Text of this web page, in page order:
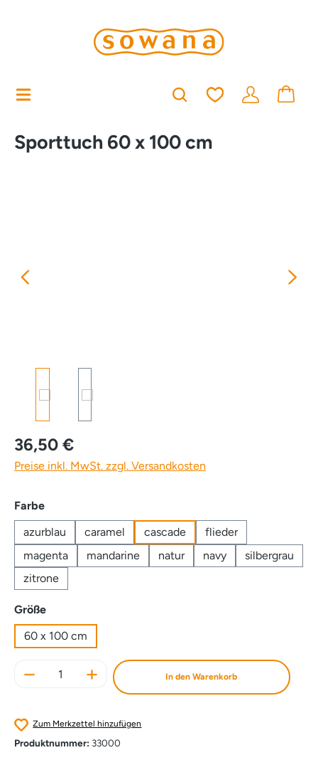
Du hast 0
Sporttuch 60 x 100 cm
36,50 €
Preise inkl. MwSt. zzgl. Versandkosten
Farbeauswählen
azurblau
caramel cascade
flieder
magenta
mandarine natur navy
silbergrau
zitrone
Größeauswählen
60 x 100 cm
Produkt Anzahl: Gib den gewünschten
In den Warenkorb
Zum Merkzettel hinzufügen
Produktnummer: 33000